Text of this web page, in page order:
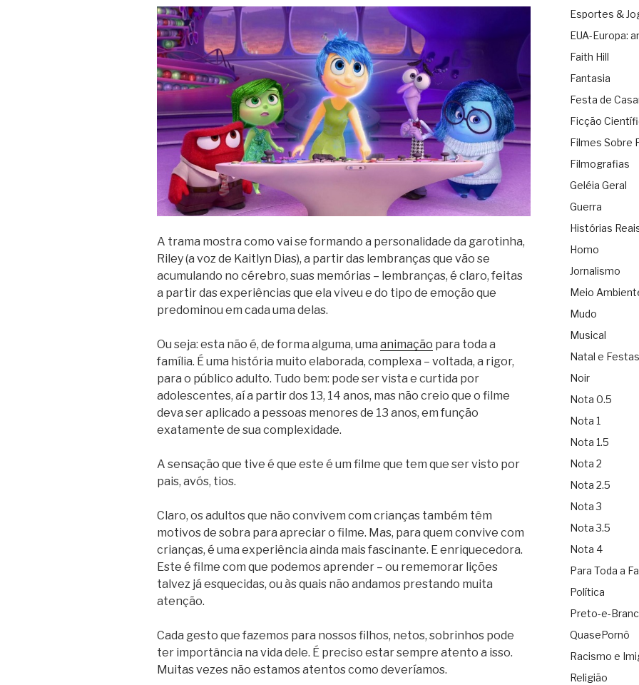
A trama mostra como vai se formando a personalidade da garotinha,
Riley (a voz de Kaitlyn Dias), a partir das lembranças que vão se
acumulando no cérebro, suas memórias – lembranças, é claro, feitas
a partir das experiências que ela viveu e do tipo de emoção que
predominou em cada uma delas.
Ou seja: esta não é, de forma alguma, uma animação para toda a
família. É uma história muito elaborada, complexa – voltada, a rigor,
para o público adulto. Tudo bem: pode ser vista e curtida por
adolescentes, aí a partir dos 13, 14 anos, mas não creio que o filme
deva ser aplicado a pessoas menores de 13 anos, em função
exatamente de sua complexidade.
A sensação que tive é que este é um filme que tem que ser visto por
pais, avós, tios.
Claro, os adultos que não convivem com crianças também têm
motivos de sobra para apreciar o filme. Mas, para quem convive com
crianças, é uma experiência ainda mais fascinante. E enriquecedora.
Este é filme com que podemos aprender – ou rememorar lições
talvez já esquecidas, ou às quais não andamos prestando muita
atenção.
Cada gesto que fazemos para nossos filhos, netos, sobrinhos pode
ter importância na vida dele. É preciso estar sempre atento a isso.
Muitas vezes não estamos atentos como deveríamos.
Esportes &
EUA-Europa:
Faith Hill
Fantasia
Festa de
Ficção
Filmes Sobre
Filmografias
Geléia Geral
Guerra
Histórias
Homo
Jornalismo
Meio
Mudo
Musical
Natal e Festas
Noir
Nota 0.5
Nota 1
Nota 1.5
Nota 2
Nota 2.5
Nota 3
Nota 3.5
Nota 4
Para Toda a
Política
Preto-e-
QuasePornô
Racismo e
Religião